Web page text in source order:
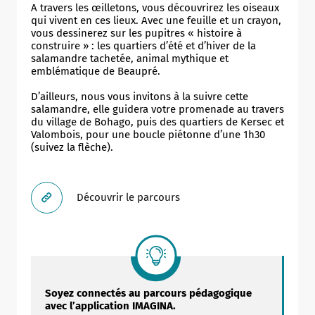
A travers les œilletons, vous découvrirez les oiseaux
qui vivent en ces lieux. Avec une feuille et un crayon,
vous dessinerez sur les pupitres « histoire à
construire » : les quartiers d’été et d’hiver de la
salamandre tachetée, animal mythique et
emblématique de Beaupré.
D’ailleurs, nous vous invitons à la suivre cette
salamandre, elle guidera votre promenade au travers
du village de Bohago, puis des quartiers de Kersec et
Valombois, pour une boucle piétonne d’une 1h30
(suivez la flèche).
Découvrir le parcours
Soyez connectés au parcours pédagogique
avec l’application IMAGINA.